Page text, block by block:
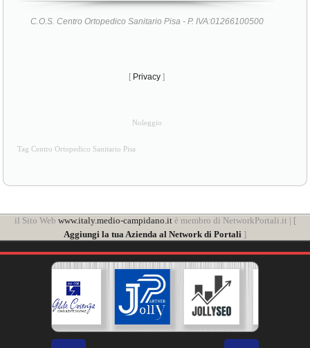
C.O.S. Centro Ortopedico Sanitario Pisa - P. IVA:01266100500
[ Privacy ]
Noleggio
Tag Centro Ortopedico Sanitario Pisa
il Sito Web www.italy.medio-campidano.itè membro di NetworkPortali.it | [
Aggiungi la tua Azienda al Network di Portali ]